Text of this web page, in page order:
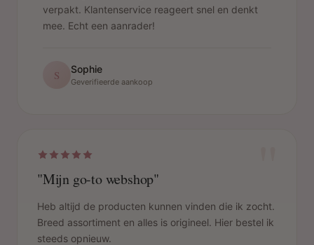
verpakt. Klantenservice reageert snel en denkt
mee. Echt een aanrader!
S Sophie
Geverifieerde aankoop
"Mijn go-to webshop"
Heb altijd de producten kunnen vinden die ik zocht.
Breed assortiment en alles is origineel. Hier bestel ik
steeds opnieuw.